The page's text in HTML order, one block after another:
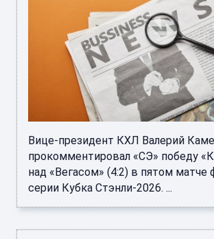
Вице-президент КХЛ Валерий
прокомментировал «СЭ» победу
над «Вегасом» (4:2) в пятом матче
серии Кубка Стэнли-2026. ...